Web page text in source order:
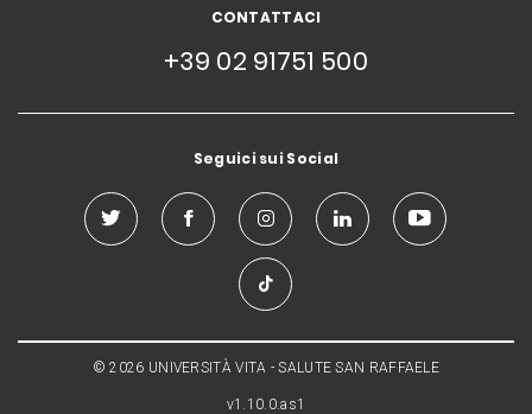
CONTATTACI
+39 02 91751 500
Seguici sui Social
© 2026 UNIVERSITÀ VITA - SALUTE SAN RAFFAELE
v1.10.0.as1